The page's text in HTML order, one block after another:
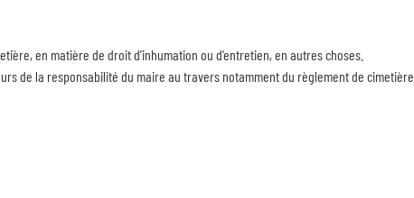
en matière de droit d’inhumation ou d’entretien, en autres choses.
de la responsabilité du maire au travers notamment du règlement de cimetière.